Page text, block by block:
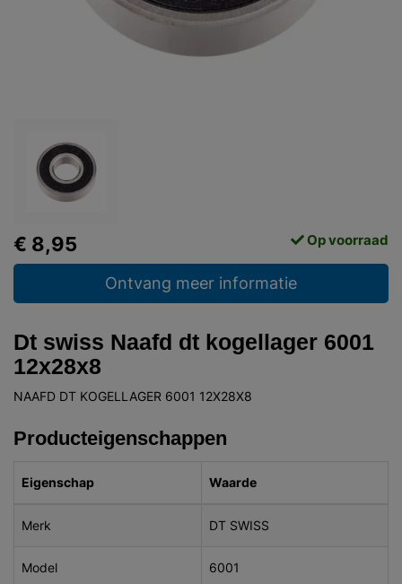
€ 8,95 Op voorraad
Ontvang meer informatie
Dt swiss Naafd dt kogellager 6001
12x28x8
NAAFD DT KOGELLAGER 6001 12X28X8
Producteigenschappen
Eigenschap Waarde
Merk DT SWISS
Model 6001